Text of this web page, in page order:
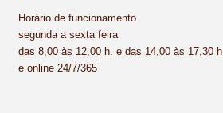
Horário de funcionamento
segunda a sexta feira
das 8,00 às 12,00 h. e das 14,00 às 17,30 h.
e online 24/7/365